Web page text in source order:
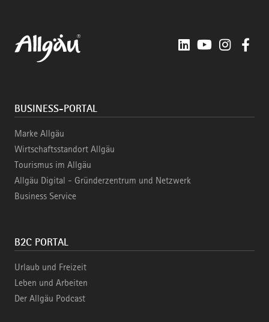
LinkedInYouTube
BUSINESS-PORTAL
Marke Allgäu
Wirtschaftsstandort Allgäu
Tourismus im Allgäu
Allgäu Digital - Gründerzentrum und Netzwerk
Business Service
B2C PORTAL
Urlaub und Freizeit
Leben und Arbeiten
Der Allgäu Podcast